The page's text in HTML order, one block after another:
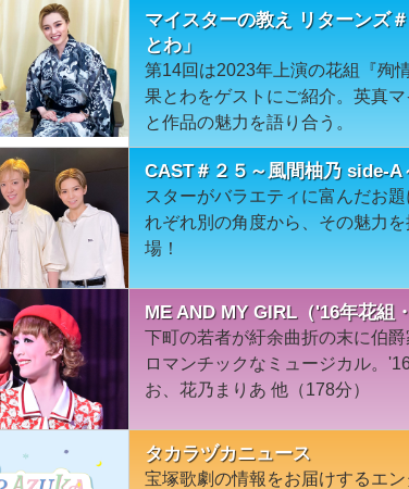
マイスターの教え リターンズ
とわ」
第14回は2023年上演の花組『殉
果とわをゲストにご紹介。英真
と作品の魅力を語り合う。
CAST＃２５～風間柚乃 side-A
スターがバラエティに富んだお
れぞれ別の角度から、その魅力
場！
ME AND MY GIRL（'16年花組
下町の若者が紆余曲折の末に伯
ロマンチックなミュージカル。
お、花乃まりあ 他（178分）
タカラヅカニュース
宝塚歌劇の情報をお届けするエ